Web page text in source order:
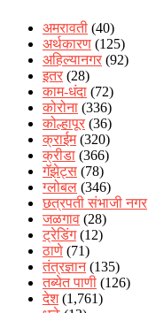
अमरावती (40)
अर्थकारण (125)
अहिल्यानगर (92)
इतर (28)
काम-धंदा (72)
कोरोना (336)
कोल्हापूर (36)
क्राईम(320)
क्रीडा (366)
गॅझेट्स (78)
ग्लोबल (346)
छत्रपती संभाजी नगर
जळगाव (28)
ट्रेडिंग(12)
ठाणे (71)
तंत्रज्ञान(135)
तब्येत पाणी (126)
देश(1,761)